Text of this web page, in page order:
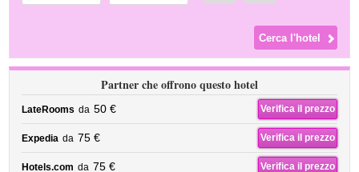
Partner che offrono questo hotel
LateRooms da 50 € Verifica il prezzo
Expedia da 75 € Verifica il prezzo
Hotels.com da 75 € Verifica il prezzo